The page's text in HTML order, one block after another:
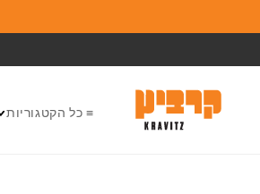
≡ כל הקטגוריות